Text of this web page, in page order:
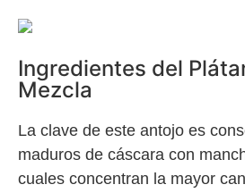
Ingredientes del
Mezcla
La clave de este antojo es
maduros de cáscara con
cuales concentran la mayor